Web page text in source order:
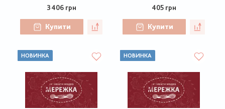
3406 грн
Купити
405 грн
Купити
НОВИНКА НОВИНКА